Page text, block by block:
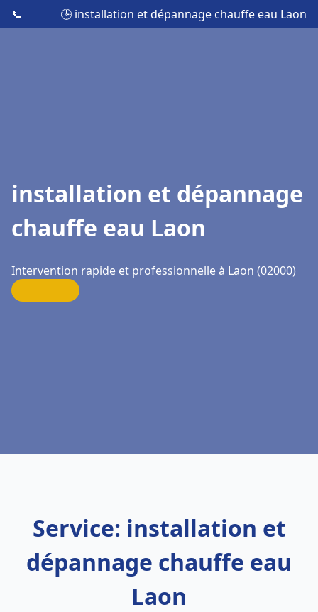
📞 🕒 installation et dépannage chauffe eau Laon
installation et dépannage
chauffe eau Laon
Intervention rapide et professionnelle à Laon (02000)
Service: installation et
dépannage chauffe eau
Laon